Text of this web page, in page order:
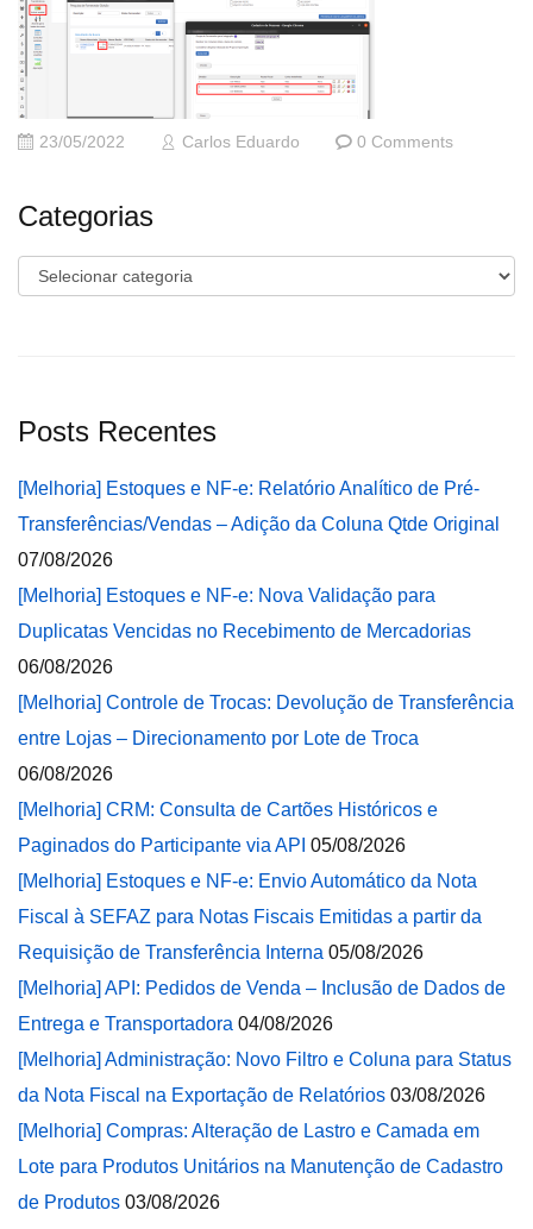
23/05/2022 Carlos Eduardo 0 Comments
Categorias
Categorias
Posts Recentes
[Melhoria] Estoques e NF-e: Relatório Analítico de Pré-
Transferências/Vendas – Adição da Coluna Qtde Original
07/08/2026
[Melhoria] Estoques e NF-e: Nova Validação para
Duplicatas Vencidas no Recebimento de Mercadorias
06/08/2026
[Melhoria] Controle de Trocas: Devolução de Transferência
entre Lojas – Direcionamento por Lote de Troca
06/08/2026
[Melhoria] CRM: Consulta de Cartões Históricos e
Paginados do Participante via API 05/08/2026
[Melhoria] Estoques e NF-e: Envio Automático da Nota
Fiscal à SEFAZ para Notas Fiscais Emitidas a partir da
Requisição de Transferência Interna 05/08/2026
[Melhoria] API: Pedidos de Venda – Inclusão de Dados de
Entrega e Transportadora 04/08/2026
[Melhoria] Administração: Novo Filtro e Coluna para Status
da Nota Fiscal na Exportação de Relatórios 03/08/2026
[Melhoria] Compras: Alteração de Lastro e Camada em
Lote para Produtos Unitários na Manutenção de Cadastro
de Produtos 03/08/2026